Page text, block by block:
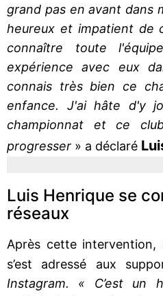
grand pas en avant dans
heureux et impatient de
connaître toute
expérience avec eux
connais très bien ce
enfance. J'ai hâte d'y
championnat et ce
progresser » a déclaré
Luis Henrique se
réseaux
Après cette intervention,
s’est adressé aux
Instagram.
« C’est un